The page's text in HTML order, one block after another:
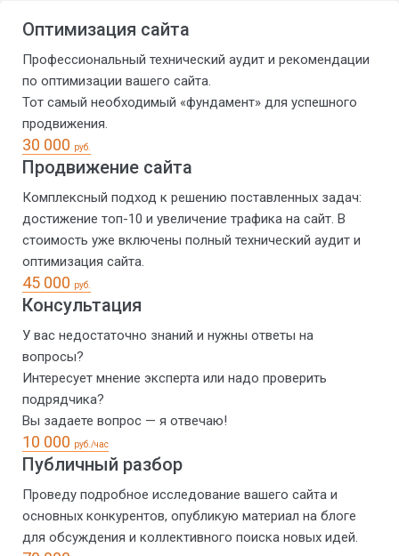
Оптимизация сайта
Профессиональный технический аудит и рекомендации
по оптимизации вашего сайта.
Тот самый необходимый «фундамент» для успешного
продвижения.
30 000 руб.
Продвижение сайта
Комплексный подход к решению поставленных задач:
достижение топ-10 и увеличение трафика на сайт. В
стоимость уже включены полный технический аудит и
оптимизация сайта.
45 000 руб.
Консультация
У вас недостаточно знаний и нужны ответы на
вопросы?
Интересует мнение эксперта или надо проверить
подрядчика?
Вы задаете вопрос — я отвечаю!
10 000 руб./час
Публичный разбор
Проведу подробное исследование вашего сайта и
основных конкурентов, опубликую материал на блоге
для обсуждения и коллективного поиска новых идей.